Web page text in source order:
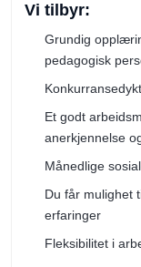
Vi tilbyr:
Grundig
pedagogisk
Et godt
anerkjennelse
Månedlige
Du får mulighet
erfaringer
Fleksibilitet i